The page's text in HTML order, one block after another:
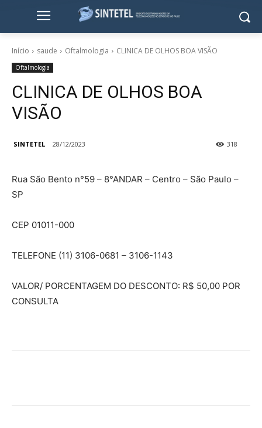
Início saude Oftalmologia CLINICA DE OLHOS BOA VISÃO
Oftalmologia
CLINICA DE OLHOS BOA
VISÃO
SINTETEL 28/12/2023 318
Rua São Bento n°59 – 8°ANDAR – Centro – São Paulo –
SP
CEP 01011-000
TELEFONE (11) 3106-0681 – 3106-1143
VALOR/ PORCENTAGEM DO DESCONTO: R$ 50,00 POR
CONSULTA